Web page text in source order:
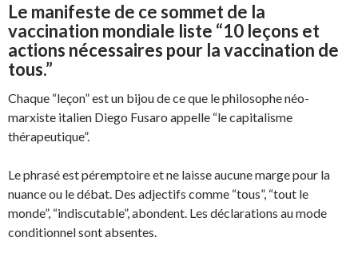
Le manifeste de ce sommet de la
vaccination mondiale liste “10 leçons et
actions nécessaires pour la vaccination de
tous.”
Chaque “leçon” est un bijou de ce que le philosophe néo-
marxiste italien Diego Fusaro appelle “le capitalisme
thérapeutique”.
Le phrasé est péremptoire et ne laisse aucune marge pour la
nuance ou le débat. Des adjectifs comme “tous”, “tout le
monde”, “indiscutable”, abondent. Les déclarations au mode
conditionnel sont absentes.